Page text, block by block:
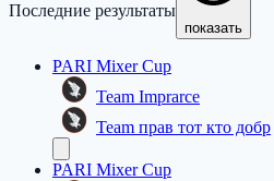
Последние результаты
показать
PARI Mixer Cup
Team Imprarce
Team прав тот кто добр
PARI Mixer Cup